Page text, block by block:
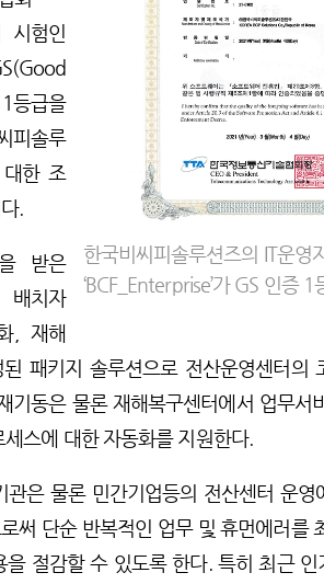
한국비씨피솔루션즈의 IT운영
‘BCF_Enterprise’가 GS 인증
험인
등급을
피솔루
한 조
.
받은
배치자
, 재해
패키지 솔루션으로 전산운영센터의
기동은 물론 재해복구센터에서 업무서
스에 대한 자동화를 지원한다.
관은 물론 민간기업등의 전산센터 운영
써 단순 반복적인 업무 및 휴먼에러를
을 절감할 수 있도록 한다. 특히 최근 인